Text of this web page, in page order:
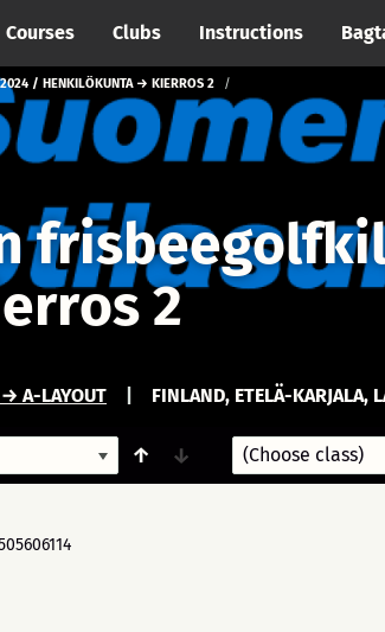
Courses Clubs Instructions
2024 / HENKILÖKUNTA → KIERROS 2
2
→ A-LAYOUT FINLAND, ETELÄ-KARJALA,
↑ ↓